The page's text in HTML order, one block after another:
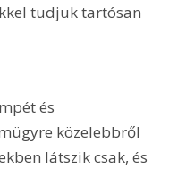
tudjuk tartósan
és
közelebbről
látszik csak, és